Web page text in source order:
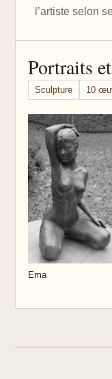
l’artiste selon
Portraits
Sculpture 10
Ema